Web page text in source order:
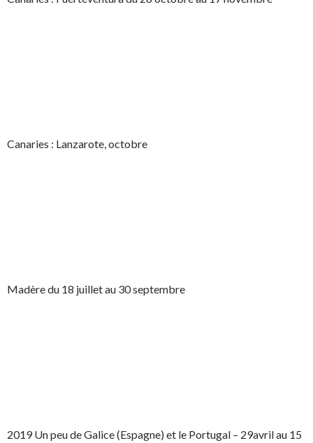
Canaries : Lanzarote, octobre
Madère du 18 juillet au 30 septembre
2019 Un peu de Galice (Espagne) et le Portugal – 29avril au 15